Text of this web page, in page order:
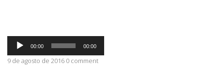
CONTATO
Tocador
áudio
00:00 00:00
9 de agosto de 2016 0 comment